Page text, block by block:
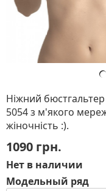
Ніжний
5054 з м'якого
жіночність :).
1090 грн.
Нет в наличии
Модельный ряд